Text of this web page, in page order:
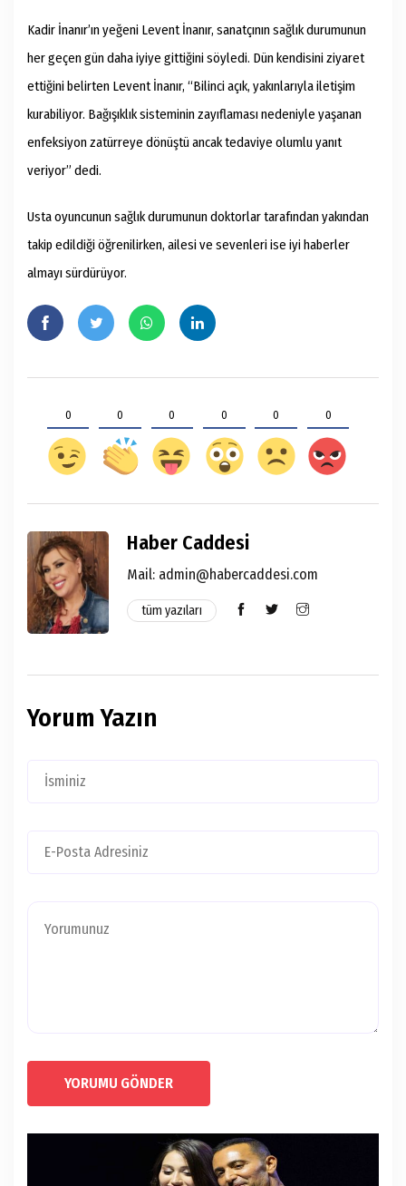
Kadir İnanır’ın yeğeni Levent İnanır, sanatçının sağlık durumunun
her geçen gün daha iyiye gittiğini söyledi. Dün kendisini ziyaret
ettiğini belirten Levent İnanır, “Bilinci açık, yakınlarıyla iletişim
kurabiliyor. Bağışıklık sisteminin zayıflaması nedeniyle yaşanan
enfeksiyon zatürreye dönüştü ancak tedaviye olumlu yanıt
veriyor” dedi.
Usta oyuncunun sağlık durumunun doktorlar tarafından yakından
takip edildiği öğrenilirken, ailesi ve sevenleri ise iyi haberler
almayı sürdürüyor.
0 0 0 0 0 0
Haber Caddesi
Mail: admin@habercaddesi.com
tüm yazıları
Yorum Yazın
YORUMU GÖNDER